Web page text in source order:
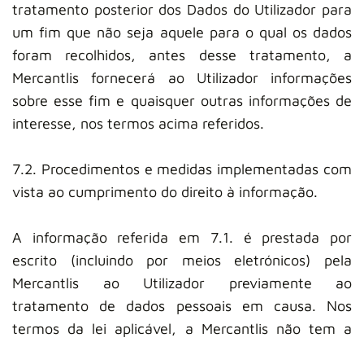
tratamento posterior dos Dados do Utilizador para
um fim que não seja aquele para o qual os dados
foram recolhidos, antes desse tratamento, a
Mercantlis fornecerá ao Utilizador informações
sobre esse fim e quaisquer outras informações de
interesse, nos termos acima referidos.
7.2. Procedimentos e medidas implementadas com
vista ao cumprimento do direito à informação.
A informação referida em 7.1. é prestada por
escrito (incluindo por meios eletrónicos) pela
Mercantlis ao Utilizador previamente ao
tratamento de dados pessoais em causa. Nos
termos da lei aplicável, a Mercantlis não tem a